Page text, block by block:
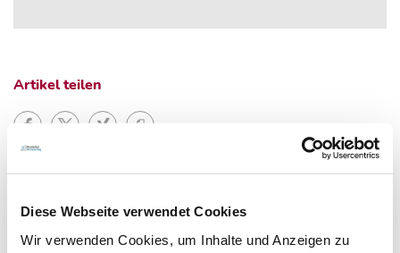
Diese Webseite verwendet Cookies
Wir verwenden Cookies, um Inhalte und Anzeigen zu
Artikel teilen
Zur Übersicht